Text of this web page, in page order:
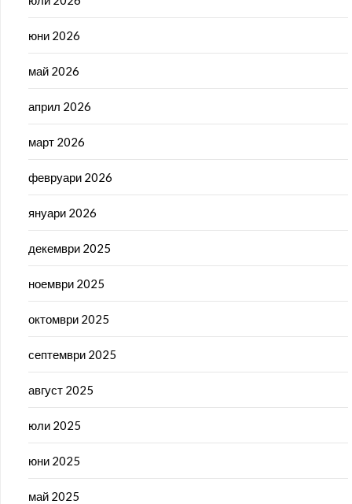
юни 2026
май 2026
април 2026
март 2026
февруари 2026
януари 2026
декември 2025
ноември 2025
октомври 2025
септември 2025
август 2025
юли 2025
юни 2025
май 2025